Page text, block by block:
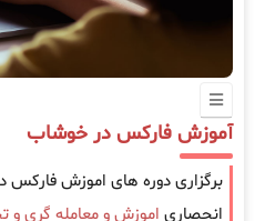
آموزش فارکس در خوشاب
برگزاری دوره های اموزش
انحصاری اموزش و معامله گری و